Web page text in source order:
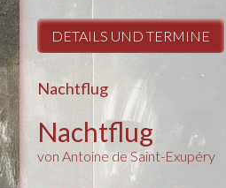
DETAILS UND TERMINE
Nachtflug
Nachtflug
von Antoine de Saint-Exupéry